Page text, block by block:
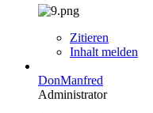
Zitieren
Inhalt melden
DonManfred
Administrator